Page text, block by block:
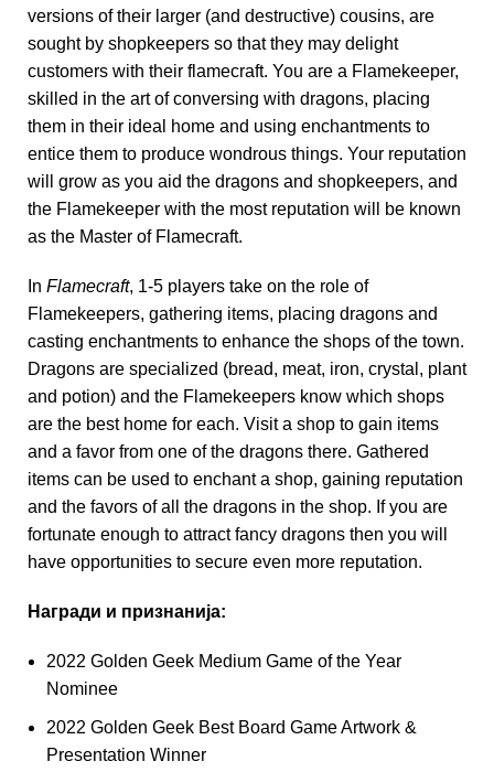
versions of their larger (and destructive) cousins, are
sought by shopkeepers so that they may delight
customers with their flamecraft. You are a Flamekeeper,
skilled in the art of conversing with dragons, placing
them in their ideal home and using enchantments to
entice them to produce wondrous things. Your reputation
will grow as you aid the dragons and shopkeepers, and
the Flamekeeper with the most reputation will be known
as the Master of Flamecraft.
In Flamecraft, 1-5 players take on the role of
Flamekeepers, gathering items, placing dragons and
casting enchantments to enhance the shops of the town.
Dragons are specialized (bread, meat, iron, crystal, plant
and potion) and the Flamekeepers know which shops
are the best home for each. Visit a shop to gain items
and a favor from one of the dragons there. Gathered
items can be used to enchant a shop, gaining reputation
and the favors of all the dragons in the shop. If you are
fortunate enough to attract fancy dragons then you will
have opportunities to secure even more reputation.
Награди и признанија:
2022 Golden Geek Medium Game of the Year
Nominee
2022 Golden Geek Best Board Game Artwork &
Presentation Winner